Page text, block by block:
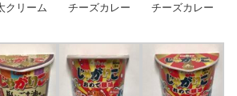
クリーム チーズカレー チーズカレー